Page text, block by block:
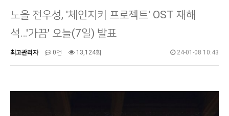
노을 전우성, '체인지키 프로젝트' OST 재해
석…'가끔' 오늘(7일) 발표
최고관리자 0건 13,124회 24-01-08 10:43